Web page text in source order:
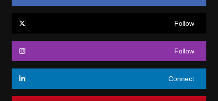
Follow
Follow
Connect